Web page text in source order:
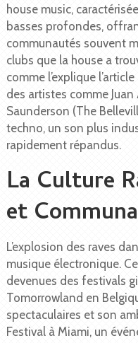
house music,
basses profondes,
communautés souvent
clubs que la house a
comme l’explique
des artistes comme
Saunderson (The
techno, un son plus
rapidement répandus.
La Culture
et
L’explosion des raves
musique électronique.
devenues des festivals
Tomorrowland en
spectaculaires et son
Festival à Miami, un